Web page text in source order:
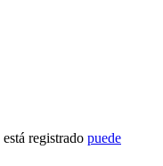
registrado puede